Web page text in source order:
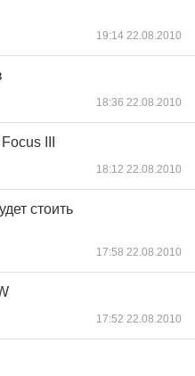
19:14 22.08.2010
18:36 22.08.2010
III
18:12 22.08.2010
стоить
17:58 22.08.2010
17:52 22.08.2010